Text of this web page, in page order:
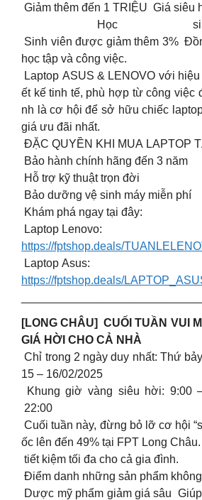
Giảm thêm đến 1 TRIỆU Giá siêu
Học
Sinh viên được giảm thêm 3%
học tập và công việc.
Laptop ASUS & LENOVO với
ết kế tinh tế, phù hợp từ công việc
nh là cơ hội để sở hữu chiếc
giá ưu đãi nhất.
ĐẶC QUYỀN KHI MUA LAPTOP
️ Bảo hành chính hãng đến 3 năm
️ Hỗ trợ kỹ thuật trọn đời
️ Bảo dưỡng vệ sinh máy miễn phí
Khám phá ngay tại đây:
Laptop Lenovo:
https://fptshop.deals/
Laptop Asus:
https://fptshop.deals/
[LONG CHÂU] CUỐI TUẦN VUI
GIÁ HỜI CHO CẢ NHÀ
Chỉ trong 2 ngày duy nhất: Thứ
15 – 16/02/2025
Khung giờ vàng siêu hời: 9:00
22:00
Cuối tuần này, đừng bỏ lỡ cơ hội
ốc lên đến 49% tại FPT Long
tiết kiệm tối đa cho cả gia đình.
Điểm danh những sản phẩm
Dược mỹ phẩm giảm giá sâu